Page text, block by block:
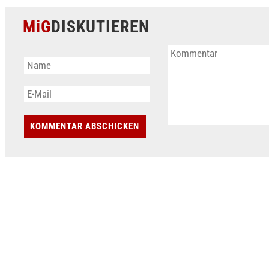
MiGDISKUTIEREN